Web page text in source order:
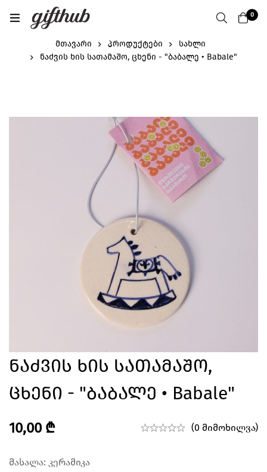
0
მთავარი პროდუქტები
სახლი
ნაძვის ხის სათამაშო, ცხენი - "ბაბალე • Babale"
Ნაძვის Ხის Სათამაშო,
Ცხენი - "ბაბალე • Babale"
10,00 ₾ (0 მიმოხილვა)
მასალა: კერამიკა